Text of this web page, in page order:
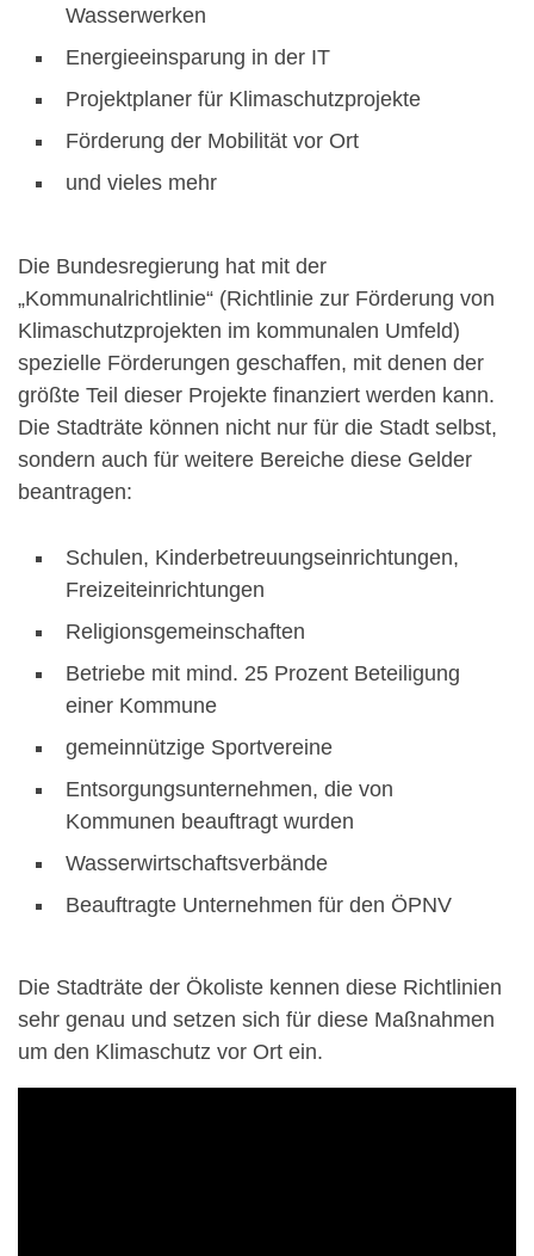
Wasserwerken
Energieeinsparung in der IT
Projektplaner für Klimaschutzprojekte
Förderung der Mobilität vor Ort
und vieles mehr
Die Bundesregierung hat mit der
„Kommunalrichtlinie“ (Richtlinie zur Förderung von
Klimaschutzprojekten im kommunalen Umfeld)
spezielle Förderungen geschaffen, mit denen der
größte Teil dieser Projekte finanziert werden kann.
Die Stadträte können nicht nur für die Stadt selbst,
sondern auch für weitere Bereiche diese Gelder
beantragen:
Schulen, Kinderbetreuungseinrichtungen,
Freizeiteinrichtungen
Religionsgemeinschaften
Betriebe mit mind. 25 Prozent Beteiligung
einer Kommune
gemeinnützige Sportvereine
Entsorgungsunternehmen, die von
Kommunen beauftragt wurden
Wasserwirtschaftsverbände
Beauftragte Unternehmen für den ÖPNV
Die Stadträte der Ökoliste kennen diese Richtlinien
sehr genau und setzen sich für diese Maßnahmen
um den Klimaschutz vor Ort ein.